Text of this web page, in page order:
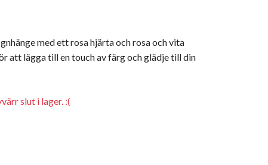
med ett rosa hjärta och rosa och vita
att lägga till en touch av färg och glädje till din
slut i lager. :(